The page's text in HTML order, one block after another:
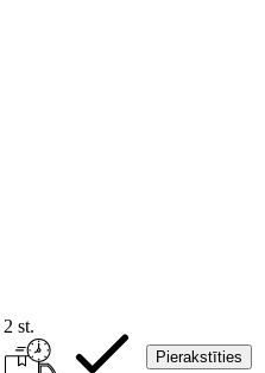
2 st.
Pierakstīties